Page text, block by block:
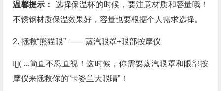
温馨提示： 选择保温杯的时候，要注意材质和容量哦！
不锈钢材质保温效果好，容量也要根据个人需求选择。
2. 拯救“熊猫眼” —— 蒸汽眼罩+眼部按摩仪
![]( ...简直不忍直视！这时候，你需要蒸汽眼罩和眼部按
摩仪来拯救你的“卡姿兰大眼睛”！